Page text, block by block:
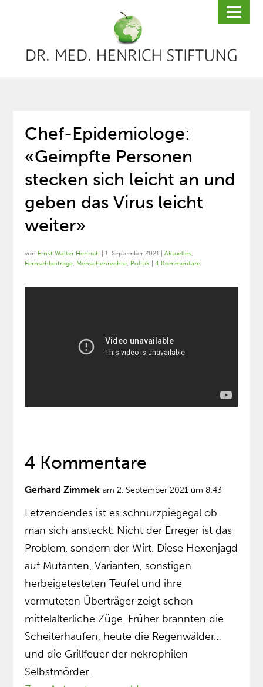
Chef-Epidemiologe:
«Geimpfte Personen
stecken sich leicht an und
geben das Virus leicht
weiter»
von Ernst Walter Henrich |1. September 2021 |Aktuelles,
Fernsehbeiträge, Menschenrechte, Politik |4 Kommentare
4 Kommentare
Gerhard Zimmek am 2. September 2021 um 8:43
Letzendendes ist es schnurzpiegegal ob
man sich ansteckt. Nicht der Erreger ist das
Problem, sondern der Wirt. Diese Hexenjagd
auf Mutanten, Varianten, sonstigen
herbeigetesteten Teufel und ihre
vermuteten Überträger zeigt schon
mittelalterliche Züge. Früher brannten die
Scheiterhaufen, heute die Regenwälder…
und die Grillfeuer der nekrophilen
Selbstmörder.